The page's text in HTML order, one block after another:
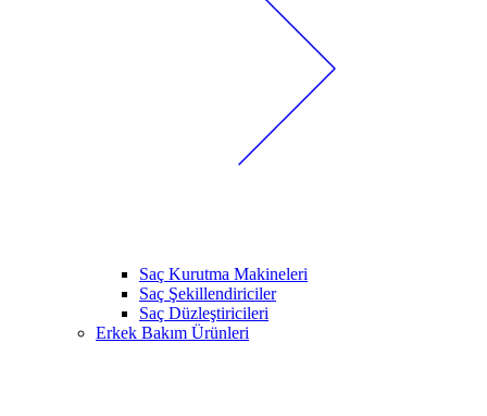
Saç Kurutma Makineleri
Saç Şekillendiriciler
Saç Düzleştiricileri
Erkek Bakım Ürünleri